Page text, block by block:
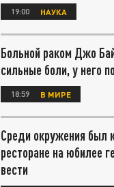
19:00 НАУКА
Больной раком Джо
сильные боли, у него
18:59 В МИРЕ
Среди окружения был
ресторане на юбилее
вести